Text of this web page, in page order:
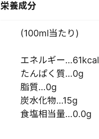
栄養成分
(100ml当たり)
エネルギー…61kcal
たんぱく質…0g
脂質…0g
炭水化物…15g
食塩相当量…0.0g